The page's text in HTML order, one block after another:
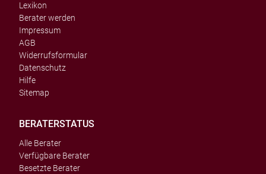
Lexikon
Berater werden
Impressum
AGB
Widerrufsformular
Datenschutz
Hilfe
Sitemap
BERATERSTATUS
Alle Berater
Verfügbare Berater
Besetzte Berater